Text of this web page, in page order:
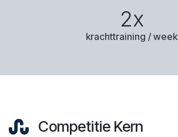
2x
krachttraining / week
Competitie Kern